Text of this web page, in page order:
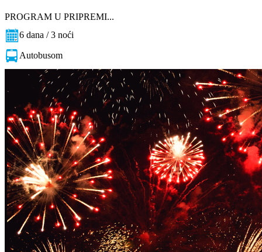
PROGRAM U PRIPREMI...
6 dana / 3 noći
Autobusom